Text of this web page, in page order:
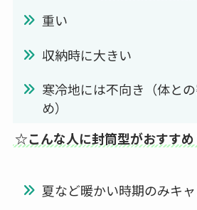
重い
収納時に大きい
寒冷地には不向き（体と
め）
☆こんな人に封筒型がおすすめ
夏など暖かい時期のみキ